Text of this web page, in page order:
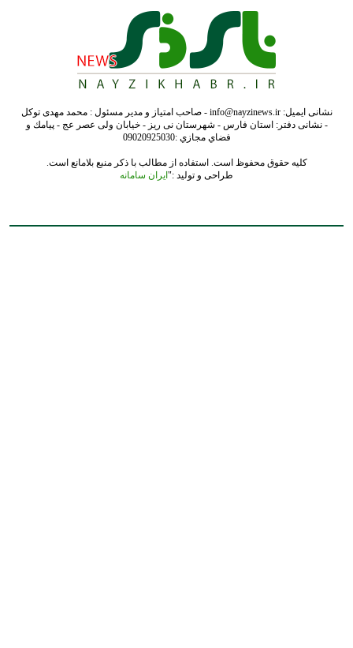
نشانی ایمیل: info@nayzinews.ir - صاحب امتیاز و مدیر مسئول : محمد مهدی توکل
- نشانی دفتر: استان فارس - شهرستان نی ریز - خیابان ولی عصر عج - پيامك و
فضاي مجازي :09020925030
کلیه حقوق محفوظ است. استفاده از مطالب با ذکر منبع بلامانع است.
طراحی و تولید :" ایران سامانه